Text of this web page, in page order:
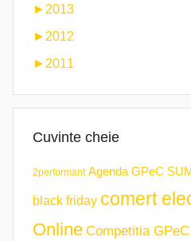
► 2013
► 2012
► 2011
Cuvinte cheie
2performant Agenda GPeC
black friday comert
Online Competitia GPeC